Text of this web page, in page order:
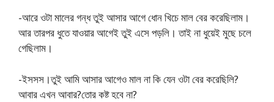
-আরে ওটা মালের গন্ধ তুই আসার আগে ধোন খিচে মাল বের করেছিলাম।
আর তারপর ধুতে যাওয়ার আগেই তুই এসে পড়লি। তাই না ধুয়েই মুছে চলে
গেছিলাম।
-ইসসস।তুই আমি আসার আগেও মাল না কি যেন ওটা বের করেছিলি?
আবার এখন আবার?তোর কষ্ট হবে না?